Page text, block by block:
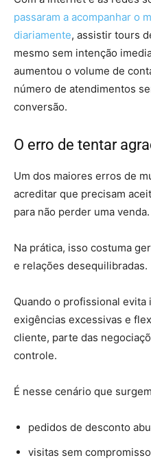
passaram a acompanhar o
diariamente, assistir tours
mesmo sem intenção
aumentou o volume de
número de atendimentos
conversão.
O erro de tentar
Um dos maiores erros de
acreditar que precisam
para não perder uma venda.
Na prática, isso costuma
e relações desequilibradas.
Quando o profissional
exigências excessivas e
cliente, parte das
controle.
É nesse cenário que
pedidos de desconto
visitas sem